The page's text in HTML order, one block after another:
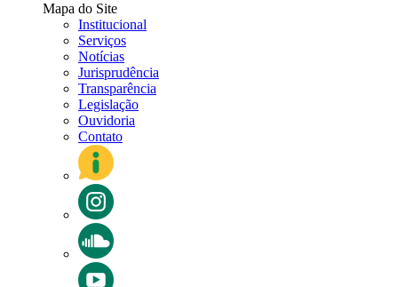
Mapa do Site
Institucional
Serviços
Notícias
Jurisprudência
Transparência
Legislação
Ouvidoria
Contato